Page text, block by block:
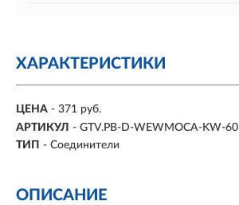
ХАРАКТЕРИСТИКИ
ЦЕНА - 371 руб.
АРТИКУЛ - GTV.PB-D-WEWMOCA-KW-60
ТИП - Соединители
ОПИСАНИЕ